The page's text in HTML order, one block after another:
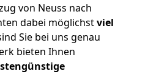
von Neuss nach
dabei möglichstviel
Sie bei uns genau
bieten Ihnen